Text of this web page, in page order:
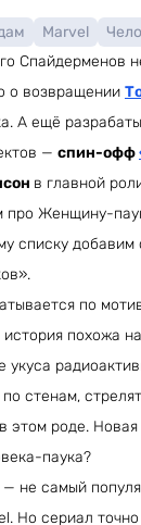
Marvel
Спайдерменов
о возвращении
А ещё
— спин-офф
в главной
про Женщину-
списку
по
история похожа
укуса
стенам,
этом роде.
паука?
не самый
Но сериал